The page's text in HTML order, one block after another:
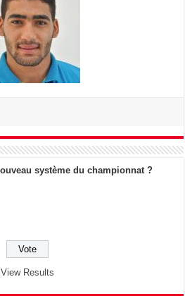
système du championnat ?
View Results